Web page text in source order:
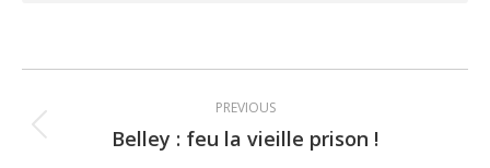
navigation
PREVIOUS
Previous
Belley : feu la vieille prison !